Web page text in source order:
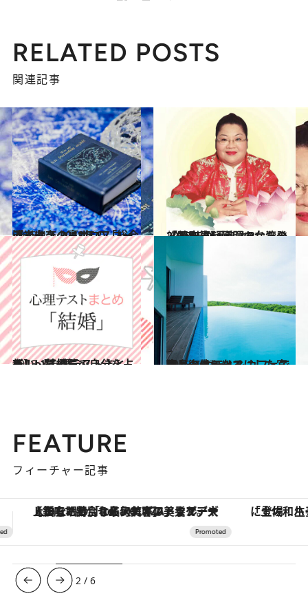
RELATED POSTS
関連記事
2018.4.1
流光七奈の裏ホロスコープで占う 2018年の「総合運」は？
ライフスタイル 2018.2.16
【特別篇】話題の台湾発「干支占い」 あなたの2018年の運勢は？
旅＆お出かけ
2018.1.1
新しい気持ちで自分を占う！ 【心理テストまとめ】～結婚篇～
占い 2018.7.17
空と海をテーマにした宮古島の ホテル＆カフェで青と一体になる
旅＆お出かけ
FEATURE
フィーチャー記事
「土佐和ハーブかき氷」がOMO7高知に登場！生姜、山椒、大葉など目にも舌にも涼を呼ぶ郷土の味 ヴァシュロン・コンスタンタ
3 /6